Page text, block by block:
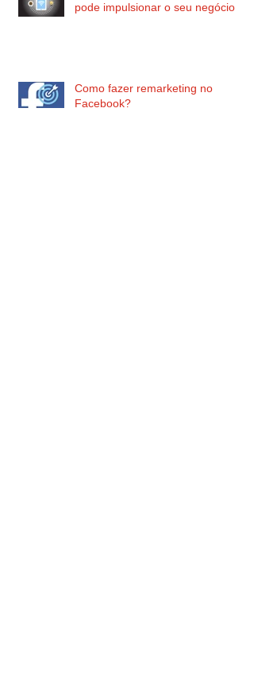
pode impulsionar o seu negócio
Como fazer remarketing no
Facebook?